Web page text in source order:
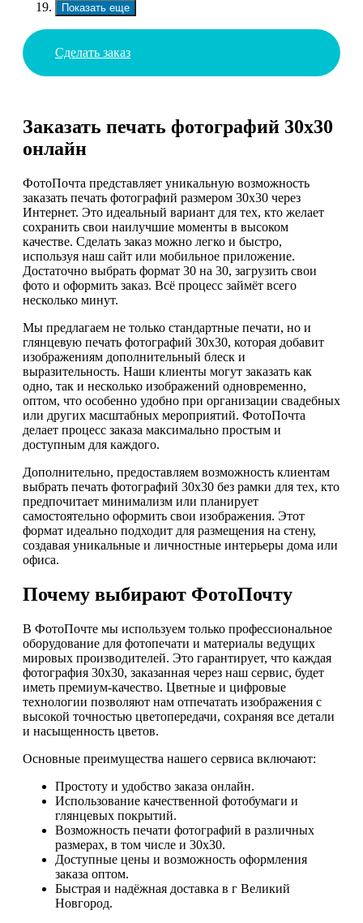
Показать еще
Сделать заказ
Заказать печать фотографий 30х30
онлайн
ФотоПочта представляет уникальную возможность
заказать печать фотографий размером 30х30 через
Интернет. Это идеальный вариант для тех, кто желает
сохранить свои наилучшие моменты в высоком
качестве. Сделать заказ можно легко и быстро,
используя наш сайт или мобильное приложение.
Достаточно выбрать формат 30 на 30, загрузить свои
фото и оформить заказ. Всё процесс займёт всего
несколько минут.
Мы предлагаем не только стандартные печати, но и
глянцевую печать фотографий 30х30, которая добавит
изображениям дополнительный блеск и
выразительность. Наши клиенты могут заказать как
одно, так и несколько изображений одновременно,
оптом, что особенно удобно при организации свадебных
или других масштабных мероприятий. ФотоПочта
делает процесс заказа максимально простым и
доступным для каждого.
Дополнительно, предоставляем возможность клиентам
выбрать печать фотографий 30х30 без рамки для тех, кто
предпочитает минимализм или планирует
самостоятельно оформить свои изображения. Этот
формат идеально подходит для размещения на стену,
создавая уникальные и личностные интерьеры дома или
офиса.
Почему выбирают ФотоПочту
В ФотоПочте мы используем только профессиональное
оборудование для фотопечати и материалы ведущих
мировых производителей. Это гарантирует, что каждая
фотография 30х30, заказанная через наш сервис, будет
иметь премиум-качество. Цветные и цифровые
технологии позволяют нам отпечатать изображения с
высокой точностью цветопередачи, сохраняя все детали
и насыщенность цветов.
Основные преимущества нашего сервиса включают:
Простоту и удобство заказа онлайн.
Использование качественной фотобумаги и
глянцевых покрытий.
Возможность печати фотографий в различных
размерах, в том числе и 30х30.
Доступные цены и возможность оформления
заказа оптом.
Быстрая и надёжная доставка в г Великий
Новгород.